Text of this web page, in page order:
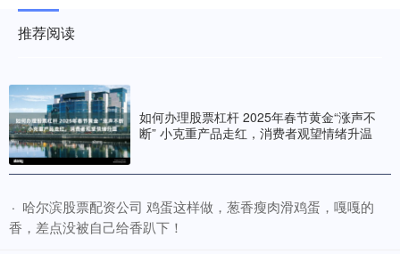
推荐阅读
如何办理股票杠杆 2025年春节黄金“涨声不
断” 小克重产品走红，消费者观望情绪升温
· ​哈尔滨股票配资公司 鸡蛋这样做，葱香瘦肉滑鸡蛋，嘎嘎的
香，差点没被自己给香趴下！